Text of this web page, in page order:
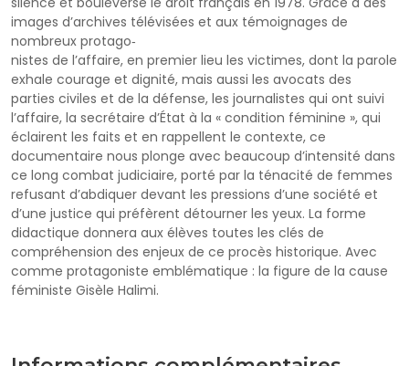
images d’archives télévisées et aux témoignages de
nombreux protago‐
nistes de l’affaire, en premier lieu les victimes, dont la parole
exhale courage et dignité, mais aussi les avocats des
parties civiles et de la défense, les journalistes qui ont suivi
l’affaire, la secrétaire d’État à la « condition féminine », qui
éclairent les faits et en rappellent le contexte, ce
documentaire nous plonge avec beaucoup d’intensité dans
ce long combat judiciaire, porté par la ténacité de femmes
refusant d’abdiquer devant les pressions d’une société et
d’une justice qui préfèrent détourner les yeux. La forme
didactique donnera aux élèves toutes les clés de
compréhension des enjeux de ce procès historique. Avec
comme protagoniste emblématique : la figure de la cause
féministe Gisèle Halimi.